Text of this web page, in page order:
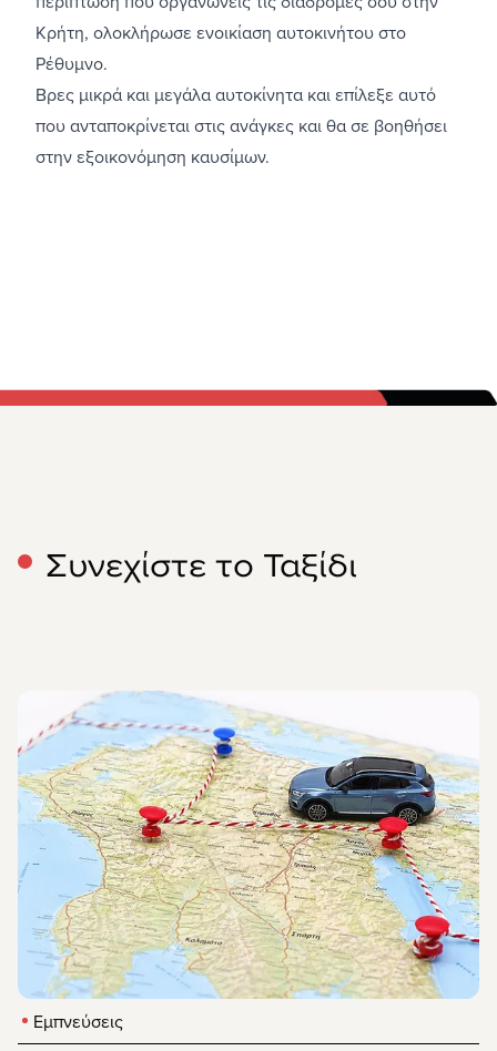
Κρήτη, ολοκλήρωσε ενοικίαση αυτοκινήτου στο
Ρέθυμνο.
Βρες μικρά και μεγάλα αυτοκίνητα και επίλεξε αυτό
που ανταποκρίνεται στις ανάγκες και θα σε βοηθήσει
στην εξοικονόμηση καυσίμων.
Συνεχίστε το Ταξίδι
Εμπνεύσεις